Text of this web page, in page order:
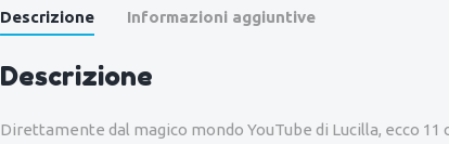
Descrizione Informazioni aggiuntive
Descrizione
Direttamente dal magico mondo YouTube di Lucilla, ecco